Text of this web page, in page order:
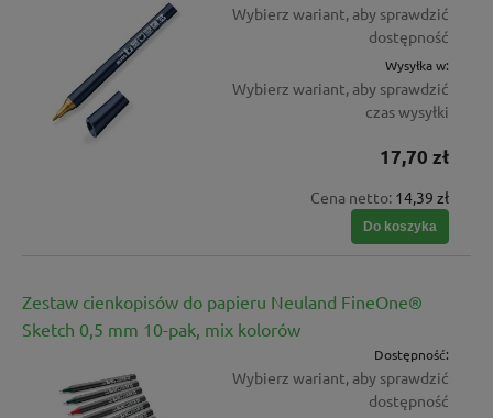
Wybierz wariant, aby sprawdzić
dostępność
Wysyłka w:
Wybierz wariant, aby sprawdzić
czas wysyłki
17,70 zł
Cena netto: 14,39 zł
Do koszyka
Zestaw cienkopisów do papieru Neuland FineOne®
Sketch 0,5 mm 10-pak, mix kolorów
Dostępność:
Wybierz wariant, aby sprawdzić
dostępność